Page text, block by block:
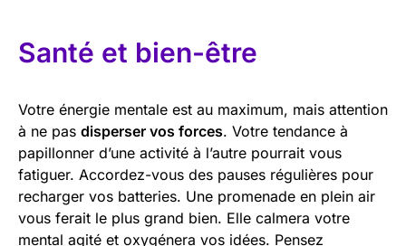
Santé et bien-être
Votre énergie mentale est au maximum, mais attention
à ne pas disperser vos forces. Votre tendance à
papillonner d’une activité à l’autre pourrait vous
fatiguer. Accordez-vous des pauses régulières pour
recharger vos batteries. Une promenade en plein air
vous ferait le plus grand bien. Elle calmera votre
mental agité et oxygénera vos idées. Pensez